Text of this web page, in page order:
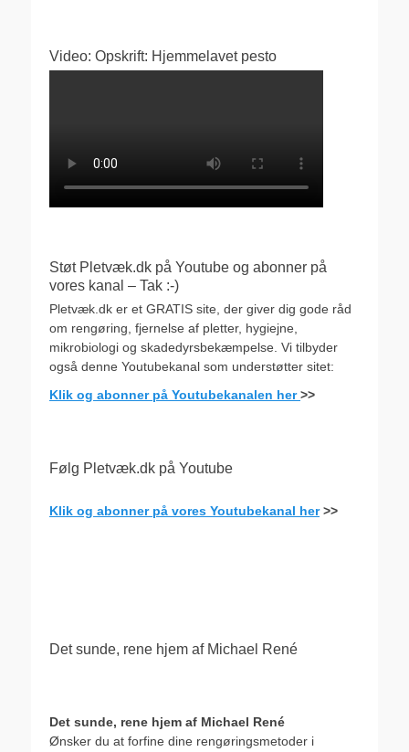
Video: Opskrift: Hjemmelavet pesto
Støt Pletvæk.dk på Youtube og abonner på
vores kanal – Tak :-)
Pletvæk.dk er et GRATIS site, der giver dig gode råd
om rengøring, fjernelse af pletter, hygiejne,
mikrobiologi og skadedyrsbekæmpelse. Vi tilbyder
også denne Youtubekanal som understøtter sitet:
Klik og abonner på Youtubekanalen her>>
Følg Pletvæk.dk på Youtube
Klik og abonner på vores Youtubekanal her>>
Det sunde, rene hjem af Michael René
Det sunde, rene hjem af Michael René
Ønsker du at forfine dine rengøringsmetoder i